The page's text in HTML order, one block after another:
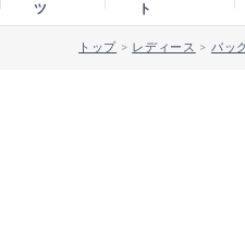
ツ
ト
トップ > レディース > バッ